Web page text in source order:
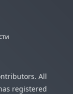
All
registered